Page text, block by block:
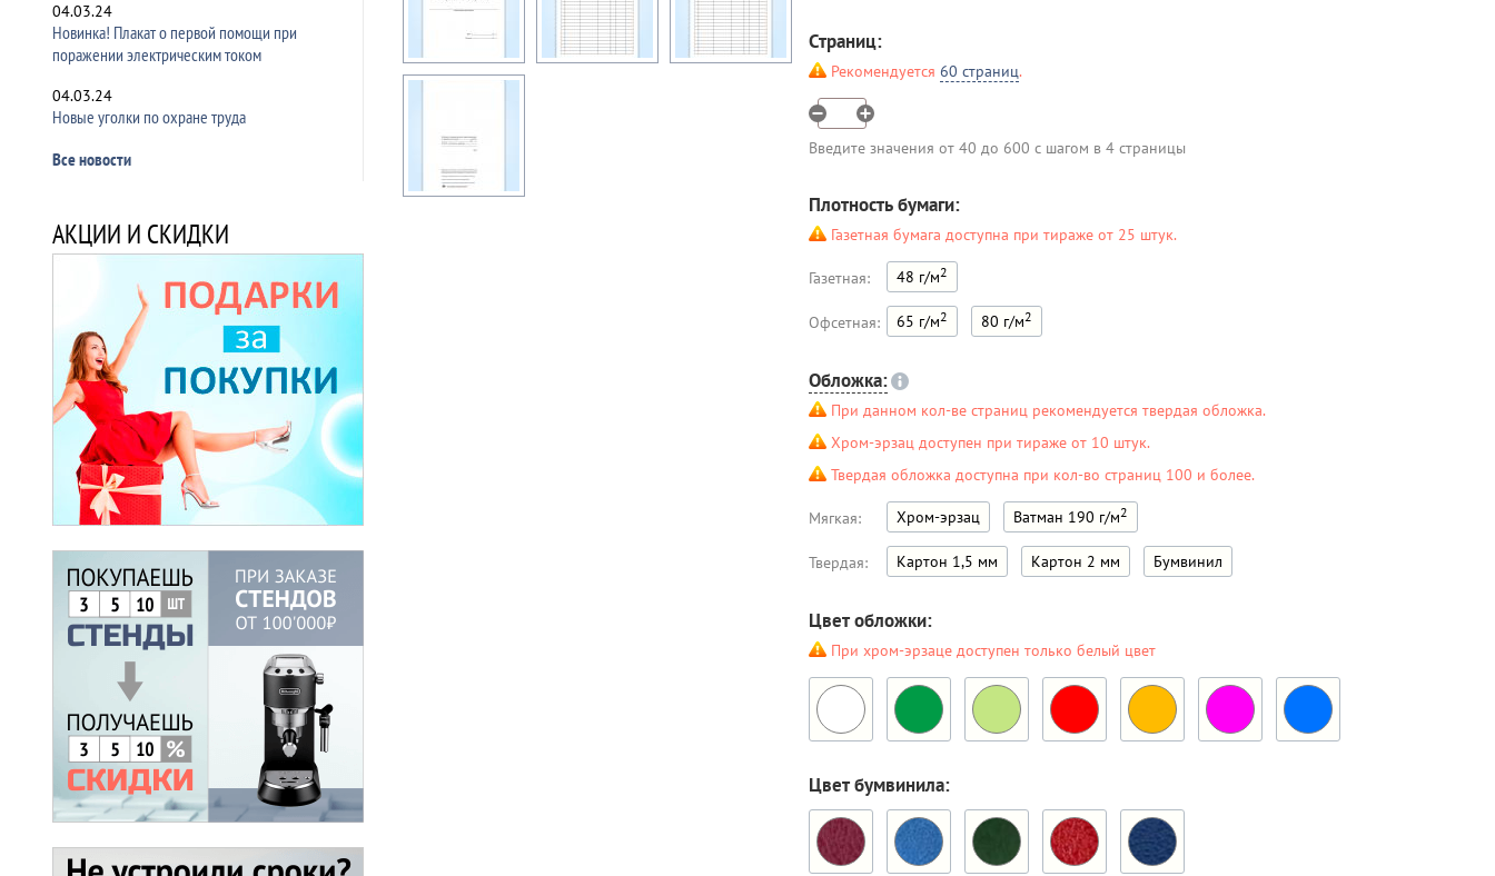
04.03.24
Новинка! Плакат о первой помощи при
поражении электрическим током
04.03.24
Новые уголки по охране труда
Все новости
АКЦИИ И СКИДКИ
Страниц:
Рекомендуется 60 страниц.
Введите значения от 40 до 600 с шагом в 4 страницы
Плотность бумаги:
Газетная бумага доступна при тираже от 25 штук.
Газетная: 48 г/м2
Офсетная: 65 г/м2 80 г/м2
Обложка:
При данном кол-ве страниц рекомендуется твердая обложка.
Хром-эрзац доступен при тираже от 10 штук.
Твердая обложка доступна при кол-во страниц 100 и более.
Мягкая: Хром-эрзац Ватман 190 г/м2
Твердая: Картон 1,5 мм Картон 2 мм Бумвинил
Цвет обложки:
При хром-эрзаце доступен только белый цвет
Цвет бумвинила: